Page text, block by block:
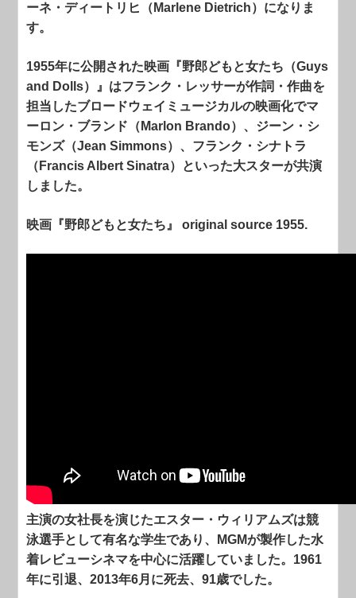
ーネ・ディートリヒ（Marlene Dietrich）になりま
す。
1955年に公開された映画『野郎どもと女たち（Guys
and Dolls）』はフランク・レッサーが作詞・作曲を
担当したブロードウェイミュージカルの映画化でマ
ーロン・ブランド（Marlon Brando）、ジーン・シ
モンズ（Jean Simmons）、フランク・シナトラ
（Francis Albert Sinatra）といった大スターが共演
しました。
映画『野郎どもと女たち』 original source 1955.
主演の女社長を演じたエスター・ウィリアムズは競
泳選手として有名な学生であり、MGMが製作した水
着レビューシネマを中心に活躍していました。1961
年に引退、2013年6月に死去、91歳でした。